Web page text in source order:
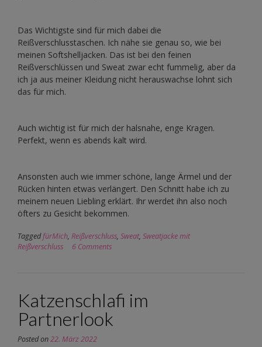
Das Wichtigste sind für mich dabei die
Reißverschlusstaschen. Ich nähe sie genau so, wie bei
meinen Softshelljacken. Das ist bei den feinen
Reißverschlüssen und Sweat zwar echt fummelig, aber da
ich ja aus meiner Kleidung nicht herauswachse lohnt sich
das für mich.
Auch wichtig ist für mich der halsnahe, enge Kragen.
Perfekt, wenn es abends kalt wird.
Ansonsten auch wie immer schöne, lange Ärmel und der
Rücken hinten etwas verlängert. Den Schnitt habe ich zu
meinem neuen Liebling erklärt. Ihr werdet ihn also noch
öfters zu Gesicht bekommen.
TaggedfürMich, Reißverschluss, Sweat, Sweatjacke mit
Reißverschluss
6 Comments
Katzenschlafi im
Partnerlook
Posted on22. März 2022